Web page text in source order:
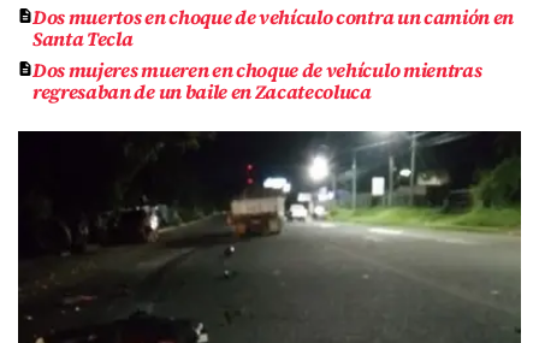
Dos muertos en choque de vehículo contra un camión en
Santa Tecla
Dos mujeres mueren en choque de vehículo mientras
regresaban de un baile en Zacatecoluca